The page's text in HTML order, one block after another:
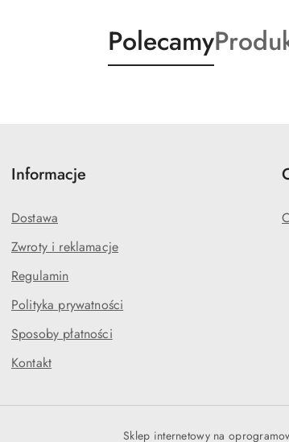
Produkty
o
Polecamy
o
Informacje
Dostawa
Zwroty i reklamacje
Regulamin
Polityka prywatności
Sposoby płatności
Kontakt
Sklep internetowy na